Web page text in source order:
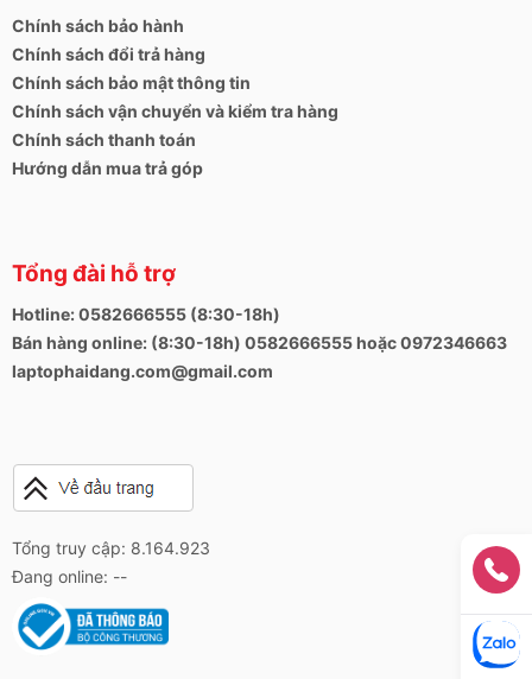
Chính sách bảo hành
Chính sách đổi trả hàng
Chính sách bảo mật thông tin
Chính sách vận chuyển và kiểm tra hàng
Chính sách thanh toán
Hướng dẫn mua trả góp
Tổng đài hỗ trợ
Hotline: 0582666555 (8:30-18h)
Bán hàng online: (8:30-18h) 0582666555 hoặc 0972346663
laptophaidang.com@gmail.com
Tổng truy cập: 8.164.923
Đang online: --